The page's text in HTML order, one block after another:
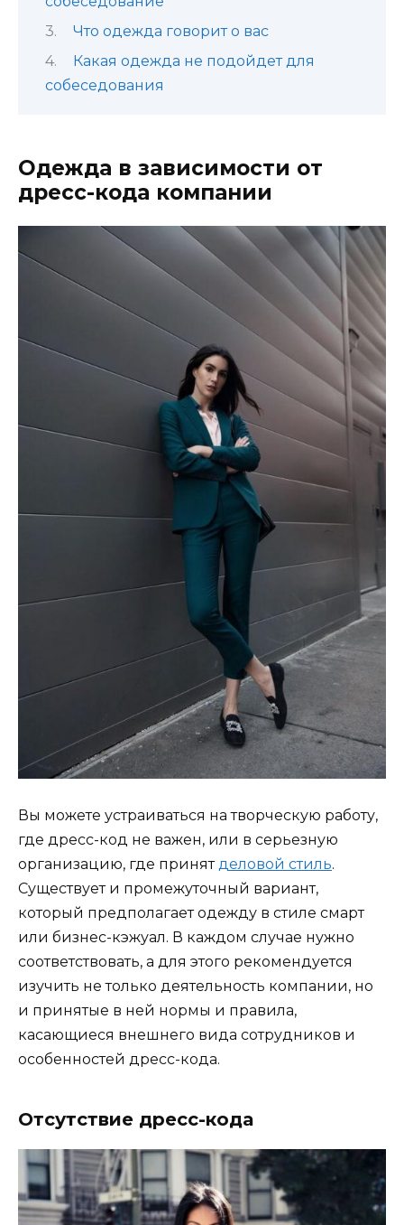
Что одежда говорит о вас
Какая одежда не подойдет для
собеседования
Одежда в зависимости от
дресс-кода компании
Вы можете устраиваться на творческую работу,
где дресс-код не важен, или в серьезную
организацию, где принятделовой стиль.
Существует и промежуточный вариант,
который предполагает одежду в стиле смарт
или бизнес-кэжуал. В каждом случае нужно
соответствовать, а для этого рекомендуется
изучить не только деятельность компании, но
и принятые в ней нормы и правила,
касающиеся внешнего вида сотрудников и
особенностей дресс-кода.
Отсутствие дресс-кода